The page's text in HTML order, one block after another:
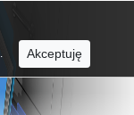
Akceptuję